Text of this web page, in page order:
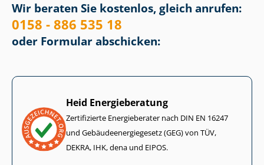
Wir beraten Sie kostenlos, gleich anrufen:
0158 - 886 535 18
oder Formular abschicken:
Heid Energieberatung
Zertifizierte Energieberater nach DIN EN 16247
und Ge­bäu­de­en­er­gie­ge­setz (GEG) von TÜV,
DEKRA, IHK, dena und EIPOS.